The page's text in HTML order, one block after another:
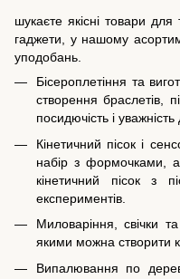
шукаєте якісні товари
гаджети, у нашому
уподобань.
Бісероплетіння та
створення браслетів,
посидючість і
Кінетичний пісок і
набір з формочками,
кінетичний пісок з
експериментів.
Миловаріння, свічки
якими можна створити
Випалювання по